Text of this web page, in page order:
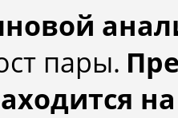
пары.